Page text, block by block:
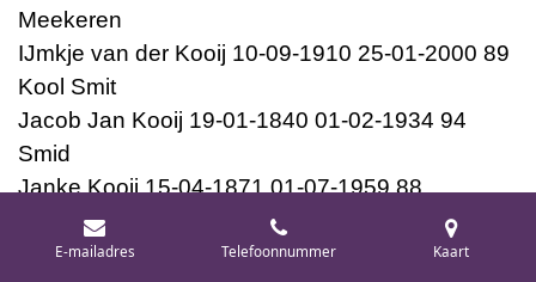
Meekeren
IJmkje van der Kooij 10-09-1910 25-01-2000 89
Kool Smit
Jacob Jan Kooij 19-01-1840 01-02-1934 94
Smid
Janke Kooij 15-04-1871 01-07-1959 88
T.IJ. van der Kooij 16-12-1885 27-03-1957 71
Osinga
E-mailadres Telefoonnummer Kaart